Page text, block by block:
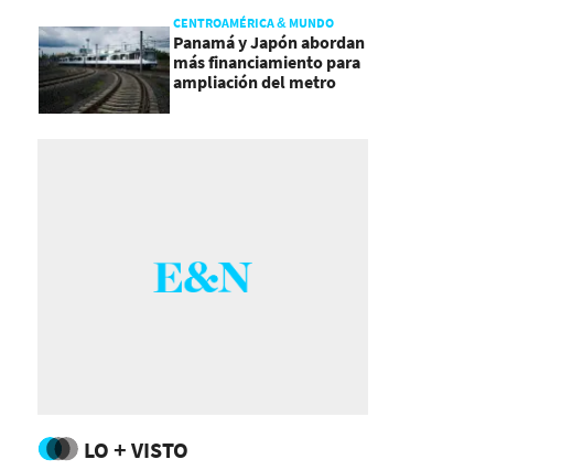
CENTROAMÉRICA & MUNDO
Panamá y Japón abordan
más financiamiento para
ampliación del metro
LO + VISTO